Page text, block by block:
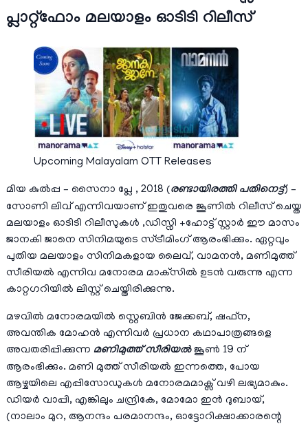
പ്ലാറ്റ്ഫോം മലയാളം ഓടിടി റിലീസ്
Upcoming Malayalam OTT Releases
മിയ കുൽപ്പ – സൈനാ പ്ലേ , 2018 (രണ്ടായിരത്തി പതിനെട്ട്) –
സോണി ലിവ് എന്നിവയാണ് ഇതുവരെ ജൂണിൽ റിലീസ് ചെയ്ത
മലയാളം ഓടിടി റിലീസുകൾ ,ഡിസ്നി +ഹോട്ട് സ്റ്റാര്‍ ഈ മാസം
ജാനകി ജാനെ സിനിമയുടെ സ്ട്രീമിംഗ് ആരംഭിക്കും. ഏറ്റവും
പുതിയ മലയാളം സിനിമകളായ ലൈവ്, വാമനൻ, മണിമുത്ത്
സീരിയൽ എന്നിവ മനോരമ മാക്‌സിൽ ഉടൻ വരുന്നു എന്ന
കാറ്റഗറിയില്‍ ലിസ്റ്റ് ചെയ്തിരിക്കുന്നു.
മഴവിൽ മനോരമയിൽ സ്റ്റെബിൻ ജേക്കബ്, ഷഫ്ന,
അവന്തിക മോഹൻ എന്നിവർ പ്രധാന കഥാപാത്രങ്ങളെ
അവതരിപ്പിക്കുന്ന മണിമുത്ത് സീരിയൽജൂൺ 19 ന്
ആരംഭിക്കും. മണി മുത്ത്‌ സീരിയല്‍ ഇന്നത്തെ, പോയ
ആഴ്ചയിലെ എപ്പിസോഡുകള്‍ മനോരമമാക്സ് വഴി ലഭ്യമാകും.
ഡിയര്‍ വാപ്പി, എങ്കിലും ചന്ദ്രികേ, മോമോ ഇന്‍ ദുബായ്,
(നാലാം മുറ, ആനന്ദം പരമാനന്ദം, ഓട്ടോറിക്ഷാക്കാരന്റെ